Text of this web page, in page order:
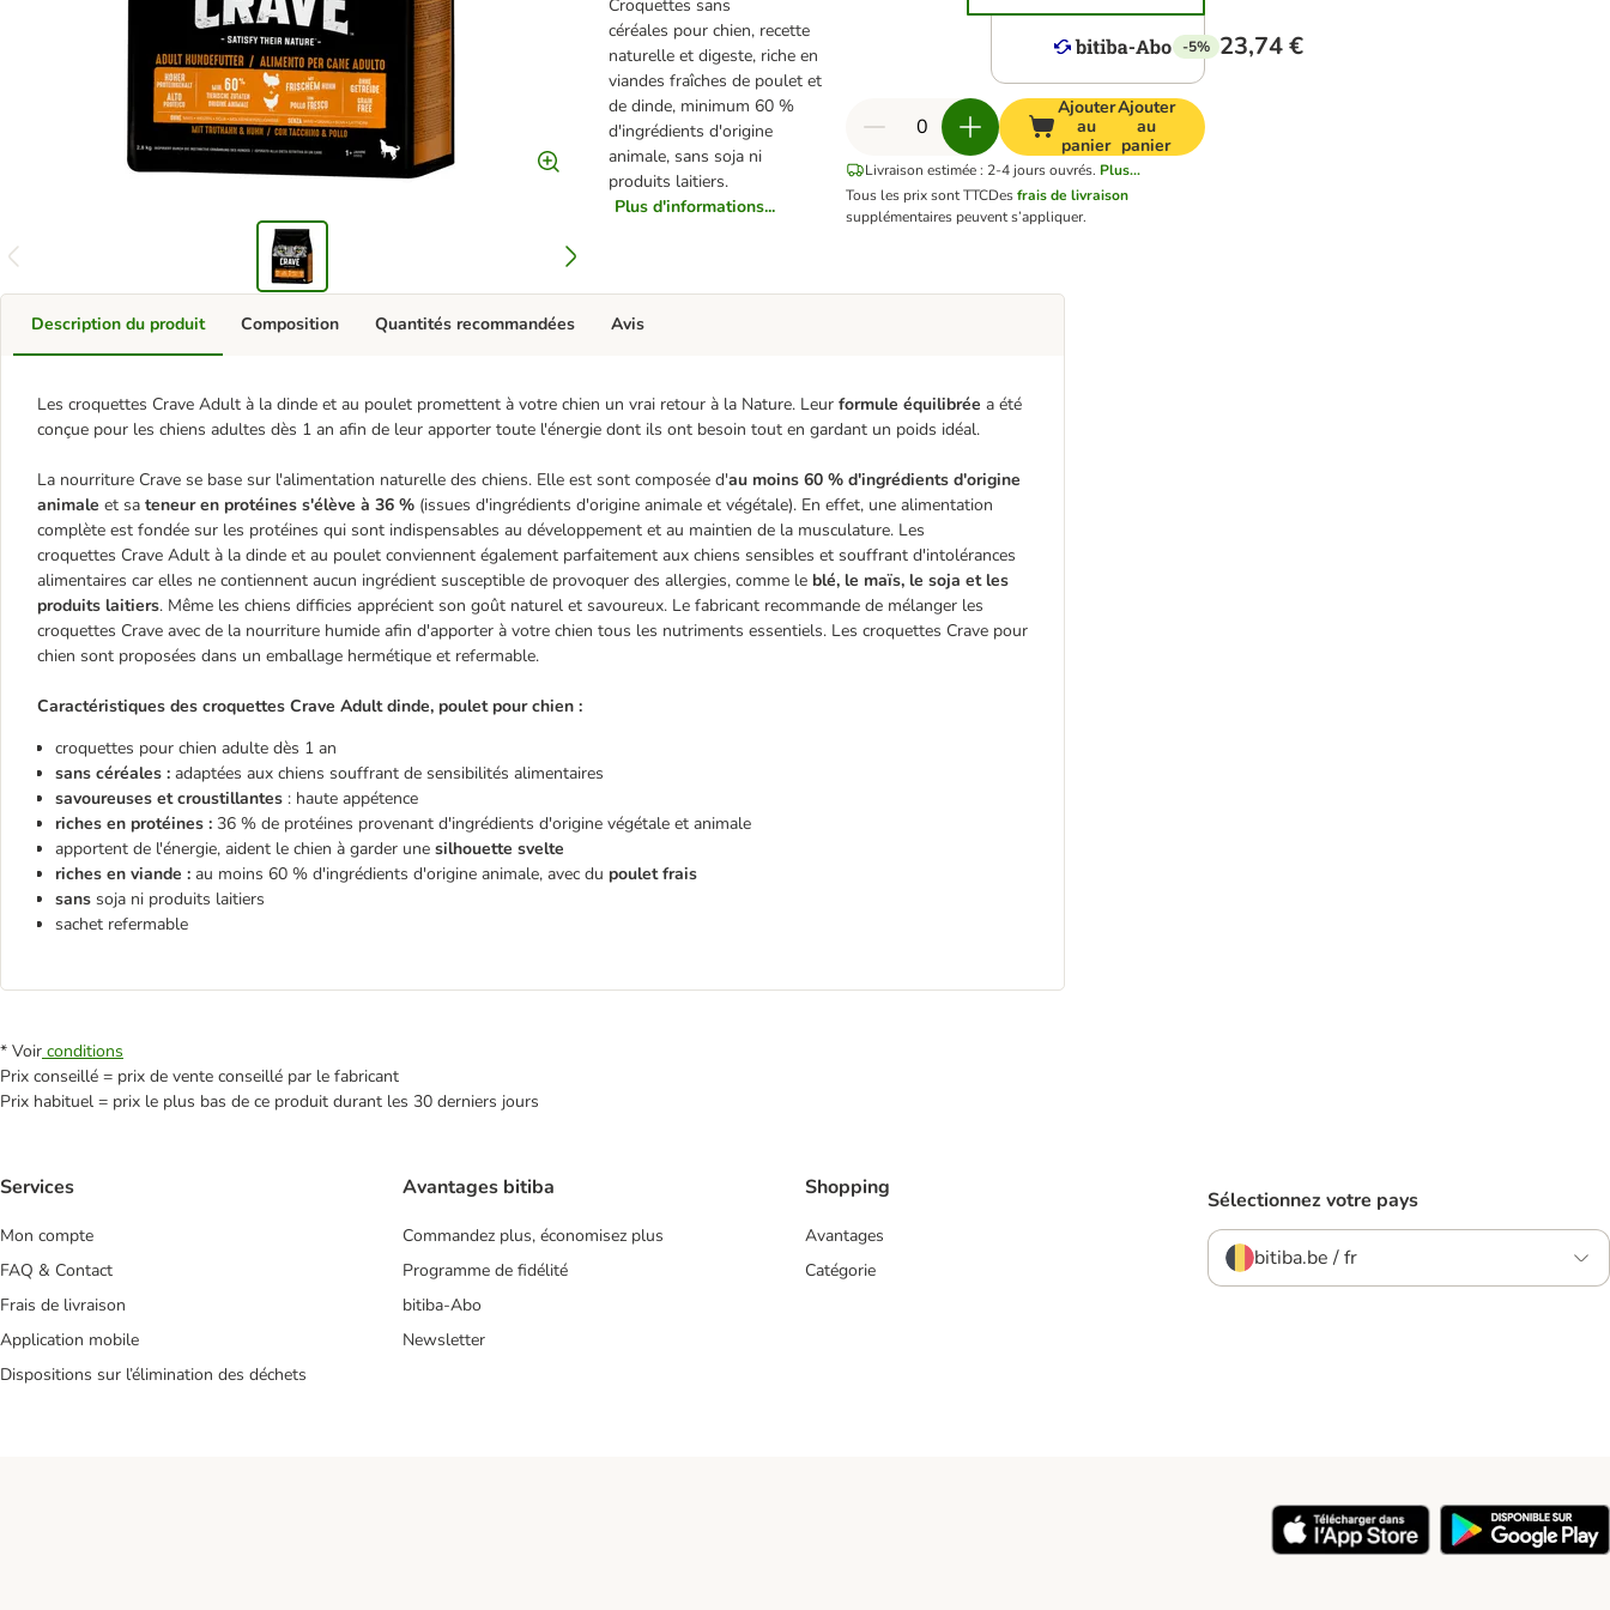
Croquettes sans
céréales pour chien, recette
naturelle et digeste, riche en
viandes fraîches de poulet et
de dinde, minimum 60 %
d'ingrédients d'origine
animale, sans soja ni
produits laitiers.
Plus d'informations...
-5% 23,74 €
Ajouter
au
panier
Ajouter
au
panier
Livraison estimée : 2-4 jours ouvrés. Plus...
Tous les prix sont TTCDesfrais de livraison
supplémentaires peuvent s’appliquer.
Description du produit
Les croquettes Crave Adult à la dinde et au poulet promettent à votre chien un vrai retour à la Nature. Leur formule équilibrée a été
conçue pour les chiens adultes dès 1 an afin de leur apporter toute l'énergie dont ils ont besoin tout en gardant un poids idéal.
La nourriture Crave se base sur l'alimentation naturelle des chiens. Elle est sont composée d'au moins 60 % d'ingrédients d'origine
animale et sa teneur en protéines s'élève à 36 % (issues d'ingrédients d'origine animale et végétale). En effet, une alimentation
complète est fondée sur les protéines qui sont indispensables au développement et au maintien de la musculature. Les
croquettes Crave Adult à la dinde et au poulet conviennent également parfaitement aux chiens sensibles et souffrant d'intolérances
alimentaires car elles ne contiennent aucun ingrédient susceptible de provoquer des allergies, comme le blé, le maïs, le soja et les
produits laitiers. Même les chiens difficies apprécient son goût naturel et savoureux. Le fabricant recommande de mélanger les
croquettes Crave avec de la nourriture humide afin d'apporter à votre chien tous les nutriments essentiels. Les croquettes Crave pour
chien sont proposées dans un emballage hermétique et refermable.
Caractéristiques des croquettes Crave Adult dinde, poulet pour chien :
croquettes pour chien adulte dès 1 an
sans céréales : adaptées aux chiens souffrant de sensibilités alimentaires
savoureuses et croustillantes : haute appétence
riches en protéines : 36 % de protéines provenant d'ingrédients d'origine végétale et animale
apportent de l'énergie, aident le chien à garder une silhouette svelte
riches en viande : au moins 60 % d'ingrédients d'origine animale, avec du poulet frais
sans soja ni produits laitiers
sachet refermable
Composition Quantités recommandées Avis
* Voir conditions
Prix conseillé = prix de vente conseillé par le fabricant
Prix habituel = prix le plus bas de ce produit durant les 30 derniers jours
Services
Mon compte
FAQ & Contact
Frais de livraison
Application mobile
Dispositions sur l’élimination des déchets
Avantages bitiba
Commandez plus, économisez plus
Programme de fidélité
bitiba-Abo
Newsletter
Shopping
Avantages
Catégorie
Sélectionnez votre pays
bitiba.be / fr